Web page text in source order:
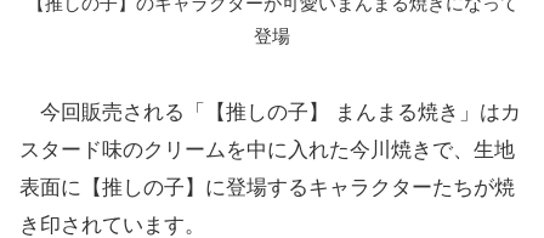
登場
今回販売される「【推しの子】 まんまる焼き」はカ
スタード味のクリームを中に入れた今川焼きで、生地
表面に【推しの子】に登場するキャラクターたちが焼
き印されています。